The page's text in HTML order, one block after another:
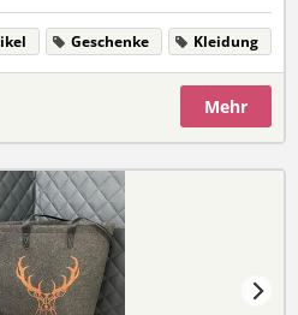
Geschenke Kleidung
Mehr